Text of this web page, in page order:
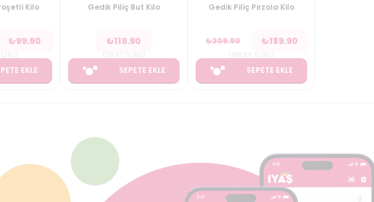
Kilo
₺99.90
EKLE
Gedik Piliç But Kilo
₺119.90
SEPETE EKLE
Gedik Piliç Pirzola Kilo
₺209.90 ₺189.90
SEPETE EKLE